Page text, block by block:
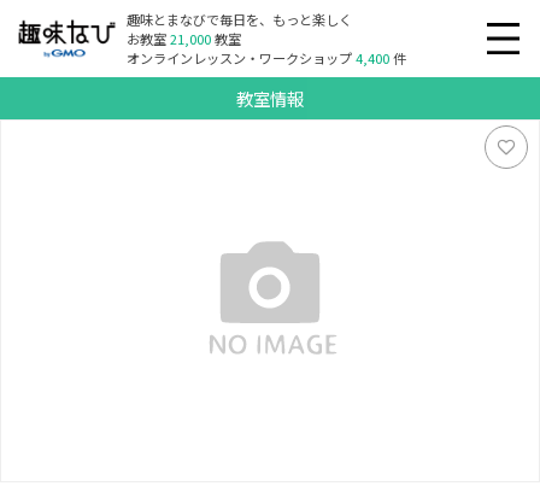
趣味とまなびで毎日を、もっと楽しく
お教室21,000教室
オンラインレッスン・ワークショップ4,400件
教室情報